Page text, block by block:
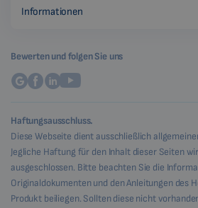
Informationen
Bewerten und folgen Sie uns
Haftungsausschluss.
Diese Webseite dient ausschließlich
Jegliche Haftung für den Inhalt dieser Seiten
ausgeschlossen. Bitte beachten Sie die
Originaldokumenten und den Anleitungen des
Produkt beiliegen. Sollten diese nicht